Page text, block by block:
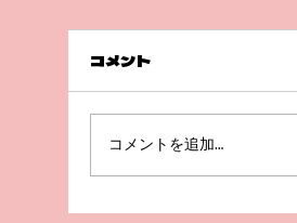
前回の続き💦
コメント
コメントを追加…